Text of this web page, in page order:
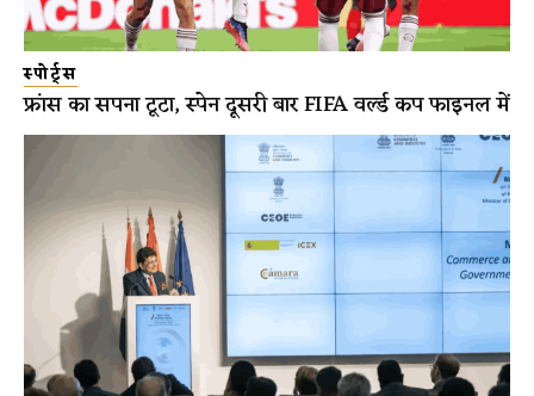
स्पोर्ट्स
फ्रांस का सपना टूटा, स्पेन दूसरी बार FIFA वर्ल्ड कप फाइनल में